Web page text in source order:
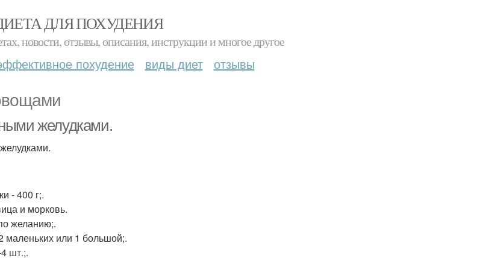
ДЛЯ ПОХУДЕНИЯ
новости, отзывы, описания, инструкции и многое другое
похудение виды диет отзывы
желудками.
- 400 г;.
и морковь.
желанию;.
маленьких или 1 большой;.
шт.;.